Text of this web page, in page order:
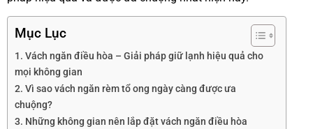
Mục Lục
1. Vách ngăn điều hòa – Giải pháp giữ lạnh hiệu quả cho
mọi không gian
2. Vì sao vách ngăn rèm tổ ong ngày càng được ưa
chuộng?
3. Những không gian nên lắp đặt vách ngăn điều hòa